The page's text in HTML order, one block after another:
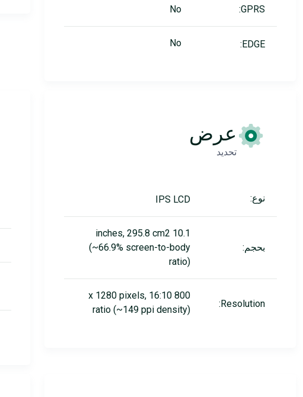
GPRS:
No
EDGE:
No
عرض
تحديد
نوع: IPS LCD
بحجم:
10.1 inches, 295.8 cm2
(~66.9% screen-to-body
ratio)
Resolution:
800 x 1280 pixels, 16:10
ratio (~149 ppi density)